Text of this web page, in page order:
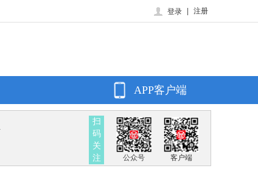
登录 注册
APP客户端
扫
码
关
注
公众号 客户端